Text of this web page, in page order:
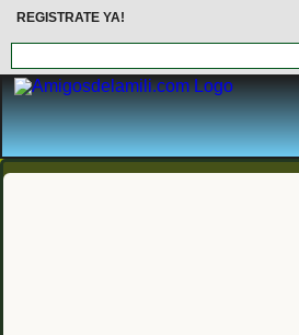
REGISTRATE YA!